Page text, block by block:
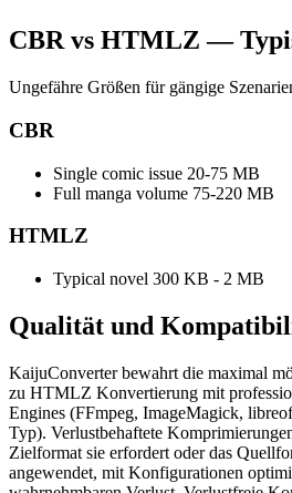
CBR vs HTMLZ —
Ungefähre Größen für gängige
CBR
Single comic issue 20-75 MB
Full manga volume 75-220 MB
HTMLZ
Typical novel 300 KB - 2 MB
Qualität und
KaijuConverter bewahrt die maximal
zu HTMLZ Konvertierung mit
Engines (FFmpeg, ImageMagick,
Typ). Verlustbehaftete
Zielformat sie erfordert oder das
angewendet, mit Konfigurationen